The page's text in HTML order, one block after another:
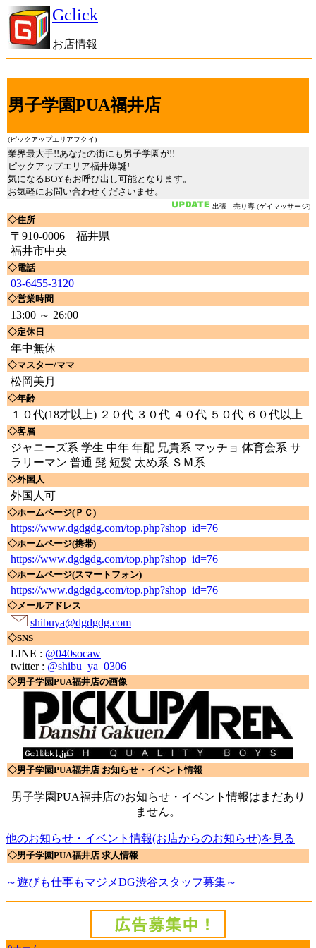
Gclick
お店情報
男子学園PUA福井店
(ピックアップエリアフクイ)
業界最大手!!あなたの街にも男子学園が!!
ピックアップエリア福井爆誕!
気になるBOYもお呼び出し可能となります。
お気軽にお問い合わせくださいませ。
出張 売り専 (ゲイマッサージ)
◇住所
〒910-0006 福井県
福井市中央
◇電話
03-6455-3120
◇営業時間
13:00 ～ 26:00
◇定休日
年中無休
◇マスター/ママ
松岡美月
◇年齢
１０代(18才以上) ２０代 ３０代 ４０代 ５０代 ６０代以上
◇客層
ジャニーズ系 学生 中年 年配 兄貴系 マッチョ 体育会系 サ
ラリーマン 普通 髭 短髪 太め系 ＳＭ系
◇外国人
外国人可
◇ホームページ(ＰＣ)
https://www.dgdgdg.com/top.php?shop_id=76
◇ホームページ(携帯)
https://www.dgdgdg.com/top.php?shop_id=76
◇ホームページ(スマートフォン)
https://www.dgdgdg.com/top.php?shop_id=76
◇メールアドレス
shibuya@dgdgdg.com
◇SNS
LINE : @040socaw
twitter : @shibu_ya_0306
◇男子学園PUA福井店の画像
◇男子学園PUA福井店 お知らせ・イベント情報
男子学園PUA福井店のお知らせ・イベント情報はまだあり
ません。
他のお知らせ・イベント情報(お店からのお知らせ)を見る
◇男子学園PUA福井店 求人情報
～遊びも仕事もマジメDG渋谷スタッフ募集～